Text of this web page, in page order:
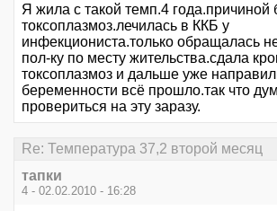
Я жила с такой темп.4 года.причиной
токсоплазмоз.лечилась в ККБ у
инфекциониста.только обращалась
пол-ку по месту жительства.сдала
токсоплазмоз и дальше уже
беременности всё прошло.так что
провериться на эту заразу.
Re: Температура 37,2 второй месяц
тапки
4 - 02.02.2010 - 16:28